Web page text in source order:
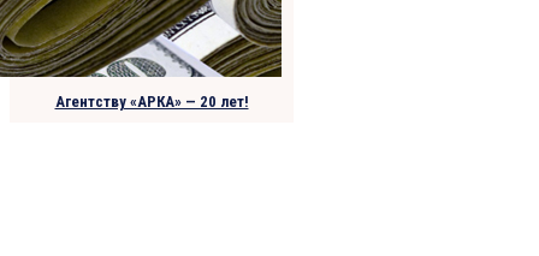
Агентству «АРКА» — 20 лет!